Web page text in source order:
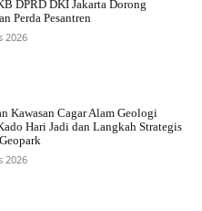
DPRD DKI Jakarta Dorong
Perda Pesantren
2026
Kawasan Cagar Alam Geologi
Hari Jadi dan Langkah Strategis
2026